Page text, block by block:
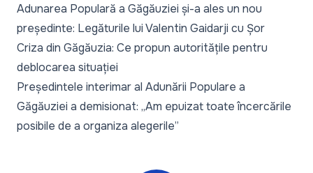
Adunarea Populară a Găgăuziei și-a ales un nou
președinte: Legăturile lui Valentin Gaidarji cu Șor
Criza din Găgăuzia: Ce propun autoritățile pentru
deblocarea situației
Președintele interimar al Adunării Populare a
Găgăuziei a demisionat: „Am epuizat toate încercările
posibile de a organiza alegerile”